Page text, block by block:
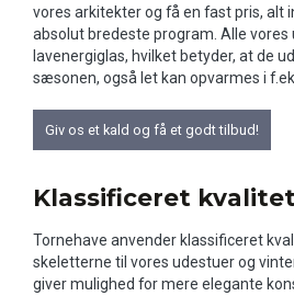
vores arkitekter og få en fast pris, alt
absolut bredeste program. Alle vores
lavenergiglas, hvilket betyder, at de
sæsonen, også let kan opvarmes i
Giv os et kald og få et godt tilbud!
Klassificeret
Tornehave anvender klassificeret
skeletterne til vores udestuer og
giver mulighed for mere elegante